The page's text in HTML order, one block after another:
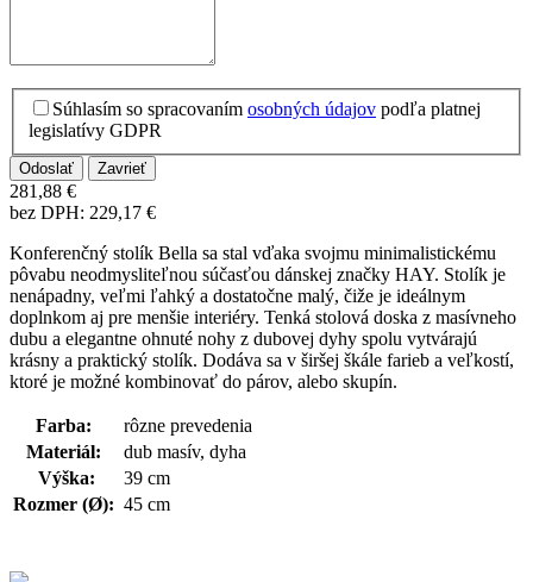
Súhlasím so spracovaním osobných údajov podľa platnej
legislatívy GDPR
Zavrieť
281,88 €
bez DPH: 229,17 €
Konferenčný stolík Bella sa stal vďaka svojmu minimalistickému
pôvabu neodmysliteľnou súčasťou dánskej značky HAY. Stolík je
nenápadny, veľmi ľahký a dostatočne malý, čiže je ideálnym
doplnkom aj pre menšie interiéry. Tenká stolová doska z masívneho
dubu a elegantne ohnuté nohy z dubovej dyhy spolu vytvárajú
krásny a praktický stolík. Dodáva sa v širšej škále farieb a veľkostí,
ktoré je možné kombinovať do párov, alebo skupín.
Farba:
rôzne prevedenia
Materiál:
dub masív, dyha
Výška:
39 cm
Rozmer (Ø): 45 cm